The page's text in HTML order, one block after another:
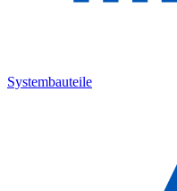
Systembauteile